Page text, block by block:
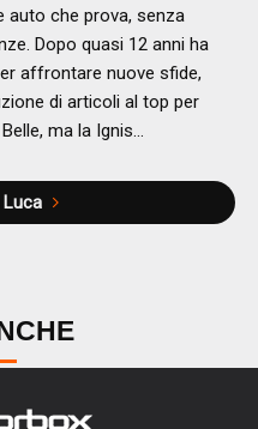
auto che prova, senza
Dopo quasi 12 anni ha
affrontare nuove sfide,
di articoli al top per
ma la Ignis...
Luca